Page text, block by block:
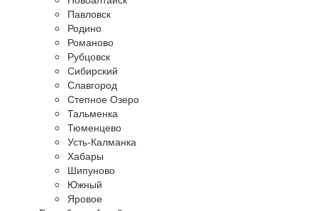
Павловск
Родино
Романово
Рубцовск
Сибирский
Славгород
Степное Озеро
Тальменка
Тюменцево
Усть-Калманка
Хабары
Шипуново
Южный
Яровое